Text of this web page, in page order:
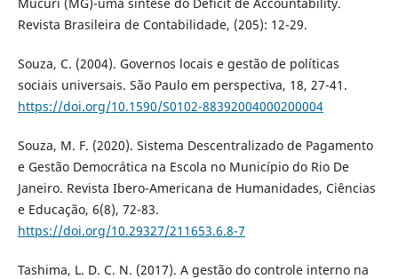
Revista Brasileira de Contabilidade, (205): 12-29.
Souza, C. (2004). Governos locais e gestão de políticas
sociais universais. São Paulo em perspectiva, 18, 27-41.
https://doi.org/10.1590/S0102-88392004000200004
Souza, M. F. (2020). Sistema Descentralizado de Pagamento
e Gestão Democrática na Escola no Município do Rio De
Janeiro. Revista Ibero-Americana de Humanidades, Ciências
e Educação, 6(8), 72-83.
https://doi.org/10.29327/211653.6.8-7
Tashima, L. D. C. N. (2017). A gestão do controle interno na